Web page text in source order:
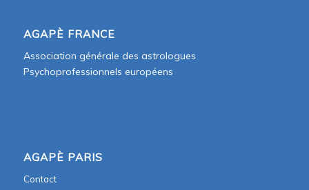
AGAPÈ FRANCE
Association générale des astrologues
Psychoprofessionnels européens
AGAPÈ PARIS
Contact